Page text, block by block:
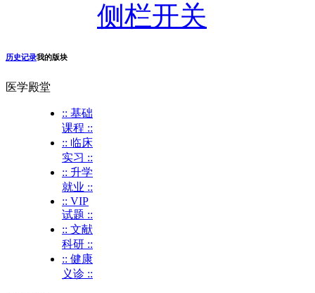
侧栏开关
历史记录我的版块
医学殿堂
:: 基础
课程 ::
:: 临床
实习 ::
:: 升学
就业 ::
:: VIP
试题 ::
:: 文献
科研 ::
:: 健康
义诊 ::